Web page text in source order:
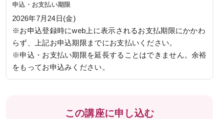
申込・お支払い期限
2026年7月24日(金)
※お申込登録時にweb上に表示されるお支払期限にかかわ
らず、上記お申込期限までにお支払いください。
※申込・お支払い期限を延長することはできません。余裕
をもってお申込みください。
この講座に申し込む